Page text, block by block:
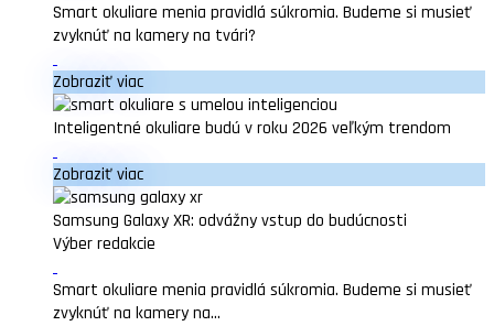
Smart okuliare menia pravidlá súkromia. Budeme si musieť
zvyknúť na kamery na tvári?
Zobraziť viac
Inteligentné okuliare budú v roku 2026 veľkým trendom
Zobraziť viac
Samsung Galaxy XR: odvážny vstup do budúcnosti
Výber redakcie
Smart okuliare menia pravidlá súkromia. Budeme si musieť
zvyknúť na kamery na...